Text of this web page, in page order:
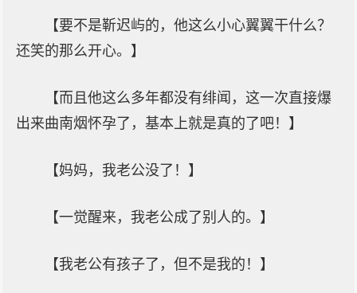
【要不是靳迟屿的，他这么小心翼翼干什么？
还笑的那么开心。】
【而且他这么多年都没有绯闻，这一次直接爆
出来曲南烟怀孕了，基本上就是真的了吧！】
【妈妈，我老公没了！】
【一觉醒来，我老公成了别人的。】
【我老公有孩子了，但不是我的！】